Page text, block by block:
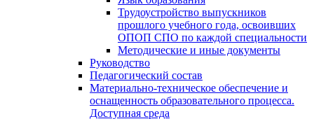
Трудоустройство выпускников
прошлого учебного года, освоивших
ОПОП СПО по каждой специальности
Методические и иные документы
Руководство
Педагогический состав
Материально-техническое обеспечение и
оснащенность образовательного процесса.
Доступная среда